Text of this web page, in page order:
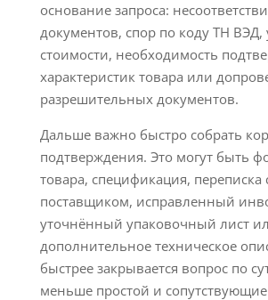
основание запроса:
документов, спор по коду ТН ВЭД,
стоимости, необходимость
характеристик товара или
разрешительных документов.
Дальше важно быстро собрать
подтверждения. Это могут быть
товара, спецификация, переписка
поставщиком, исправленный
уточнённый упаковочный лист
дополнительное техническое
быстрее закрывается вопрос по
меньше простой и